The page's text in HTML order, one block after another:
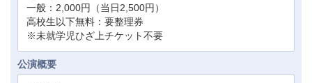
一般：2,000円（当日2,500円）
高校生以下無料：要整理券
※未就学児ひざ上チケット不要
公演概要